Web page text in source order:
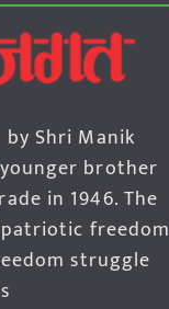
Shri Manik
brother
in 1946. The
freedom
struggle